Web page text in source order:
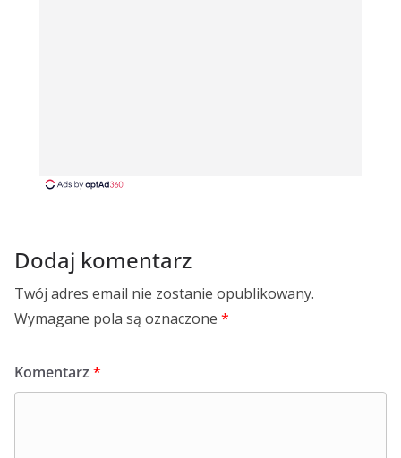
Dodaj komentarz
Twój adres email nie zostanie opublikowany.
Wymagane pola są oznaczone *
Komentarz *